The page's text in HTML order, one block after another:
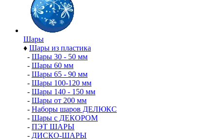
Шары
♦ Шары из пластика
- Шары 30 - 50 мм
- Шары 60 мм
- Шары 65 - 90 мм
- Шары 100-120 мм
- Шары 140 - 150 мм
- Шары от 200 мм
- Наборы шаров ДЕЛЮКС
- Шары с ДЕКОРОМ
- ПЭТ ШАРЫ
- ДИСКО-ШАРЫ